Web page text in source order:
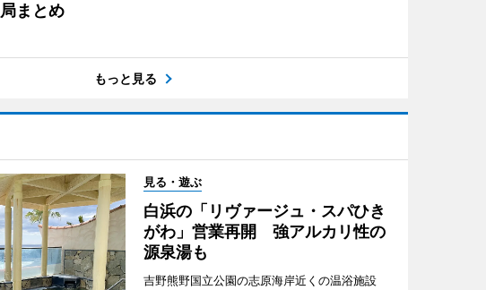
局まとめ
もっと見る
見る・遊ぶ
白浜の「リヴァージュ・スパひき
がわ」営業再開 強アルカリ性の
源泉湯も
吉野熊野国立公園の志原海岸近くの温浴施設